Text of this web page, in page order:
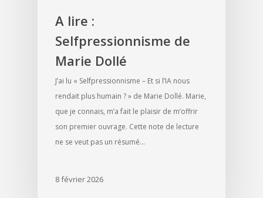
A lire :
Selfpressionnisme de
Marie Dollé
J’ai lu « Selfpressionnisme – Et si l’IA nous
rendait plus humain ? » de Marie Dollé. Marie,
que je connais, m’a fait le plaisir de m’offrir
son premier ouvrage. Cette note de lecture
ne se veut pas un résumé…
8 février 2026